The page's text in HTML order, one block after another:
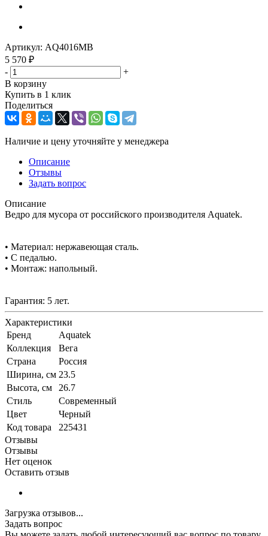
Артикул: AQ4016MB
5 570 ₽
-
+
В корзину
Купить в 1 клик
Поделиться
Наличие и цену уточняйте у менеджера
Описание
Отзывы
Задать вопрос
Описание
Ведро для мусора от российского производителя Aquatek.
• Материал: нержавеющая сталь.
• С педалью.
• Монтаж: напольный.
Гарантия: 5 лет.
Характеристики
Бренд
Aquatek
Коллекция
Вега
Страна
Россия
Ширина, см 23.5
Высота, см
26.7
Стиль
Современный
Цвет
Черный
Код товара
225431
Отзывы
Отзывы
Нет оценок
Оставить отзыв
Загрузка отзывов...
Задать вопрос